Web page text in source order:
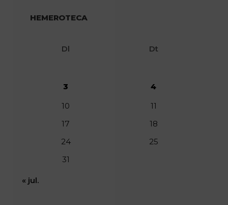
HEMEROTECA
Dl Dt
3
4
10
11
17
18
24
25
31
« jul.